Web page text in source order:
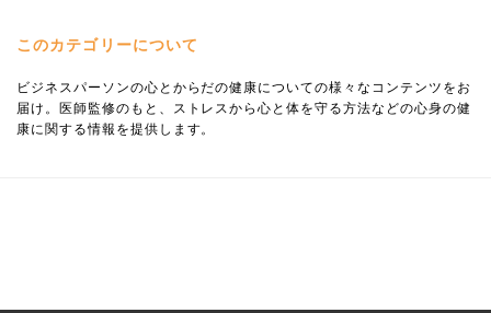
このカテゴリーについて
ビジネスパーソンの心とからだの健康についての様々なコンテンツをお
届け。医師監修のもと、ストレスから心と体を守る方法などの心身の健
康に関する情報を提供します。